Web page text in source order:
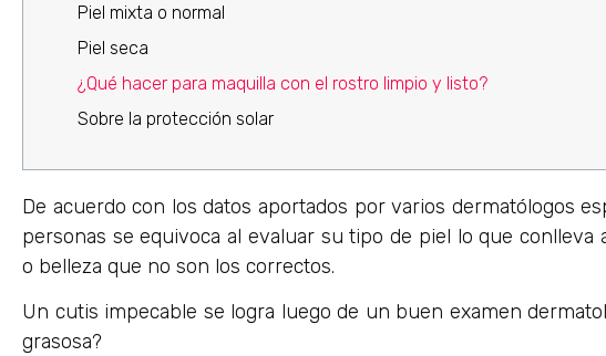
Piel mixta o normal
Piel seca
¿Qué hacer para maquilla con el rostro limpio y listo?
Sobre la protección solar
De acuerdo con los datos aportados por varios dermatólogos
personas se equivoca al evaluar su tipo de piel lo que conlleva
o belleza que no son los correctos.
Un cutis impecable se logra luego de un buen examen
grasosa?